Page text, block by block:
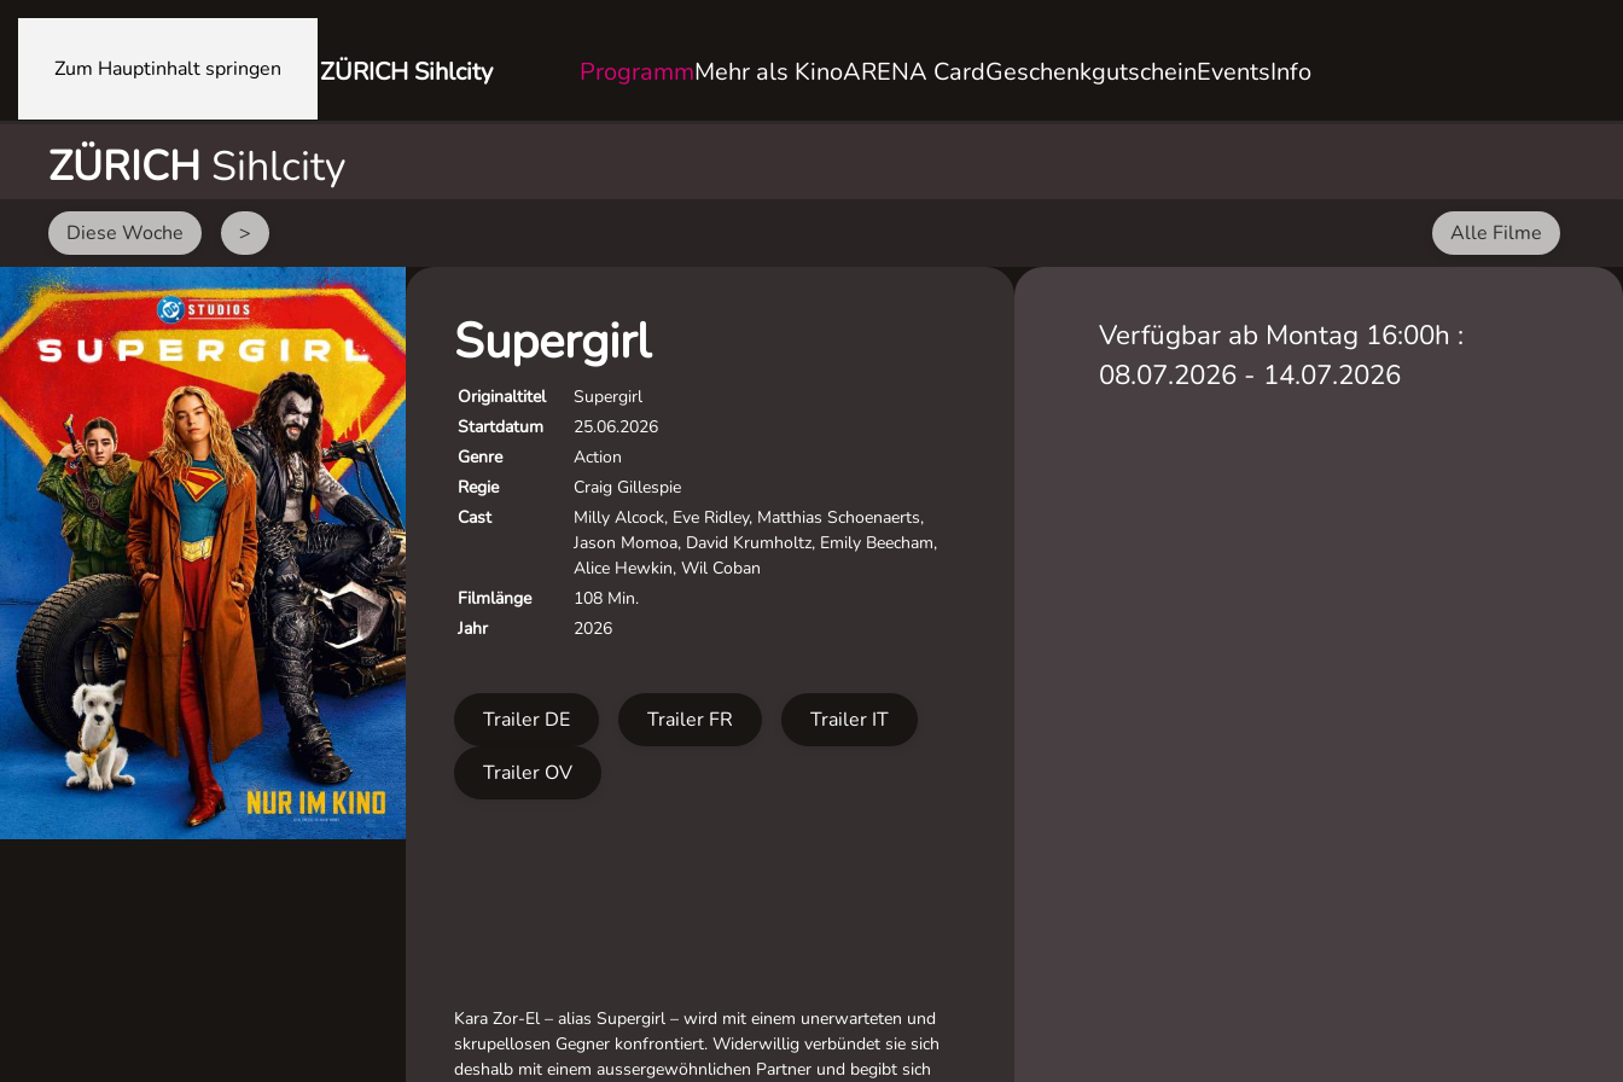
Zum Hauptinhalt springen ZÜRICH Sihlcity ProgrammMehr als KinoARENA CardGeschenkgutscheinEventsInfo
ZÜRICH Sihlcity
Diese Woche > Alle Filme
Supergirl
Originaltitel
Supergirl
Startdatum
25.06.2026
Genre
Action
Regie
Craig Gillespie
Cast
Milly Alcock, Eve Ridley, Matthias Schoenaerts,
Jason Momoa, David Krumholtz, Emily Beecham,
Alice Hewkin, Wil Coban
Filmlänge
108 Min.
Jahr
2026
Trailer DE Trailer FR
Trailer IT
Trailer OV
Kara Zor-El – alias Supergirl – wird mit einem unerwarteten und
skrupellosen Gegner konfrontiert. Widerwillig verbündet sie sich
deshalb mit einem aussergewöhnlichen Partner und begibt sich
Verfügbar ab Montag 16:00h :
08.07.2026 - 14.07.2026